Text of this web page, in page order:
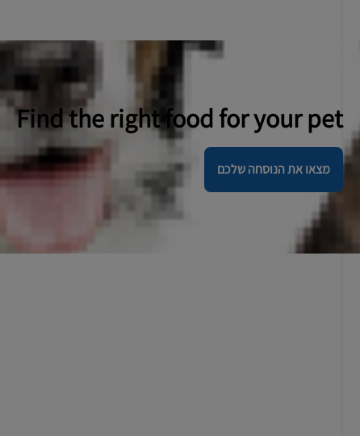
Find the right food for your pet
מצאו את הנוסחה שלכם